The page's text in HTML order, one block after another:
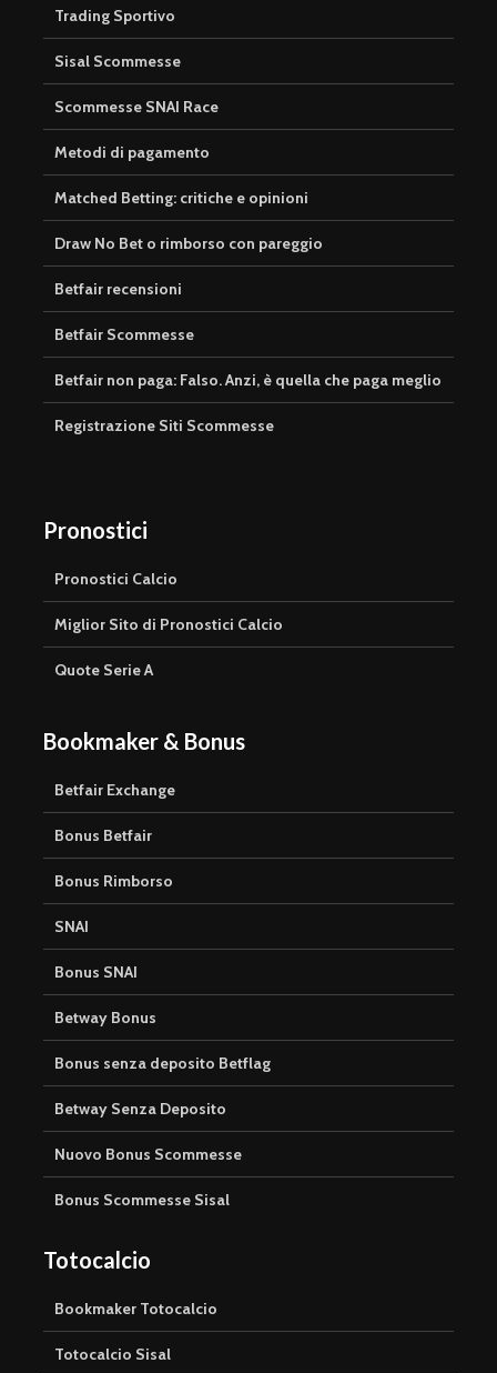
Trading Sportivo
Sisal Scommesse
Scommesse SNAI Race
Metodi di pagamento
Matched Betting: critiche e opinioni
Draw No Bet o rimborso con pareggio
Betfair recensioni
Betfair Scommesse
Betfair non paga: Falso. Anzi, è quella che paga meglio
Registrazione Siti Scommesse
Pronostici
Pronostici Calcio
Miglior Sito di Pronostici Calcio
Quote Serie A
Bookmaker & Bonus
Betfair Exchange
Bonus Betfair
Bonus Rimborso
SNAI
Bonus SNAI
Betway Bonus
Bonus senza deposito Betflag
Betway Senza Deposito
Nuovo Bonus Scommesse
Bonus Scommesse Sisal
Totocalcio
Bookmaker Totocalcio
Totocalcio Sisal